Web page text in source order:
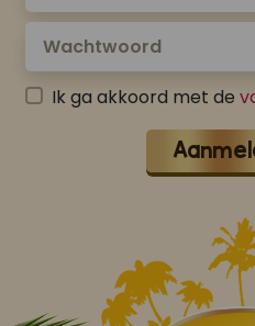
Ik ga akkoord met de